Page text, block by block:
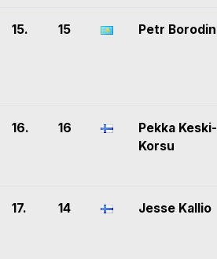
15. 15 Petr Borodin
16. 16
Pekka Keski-
Korsu
17. 14 Jesse Kallio